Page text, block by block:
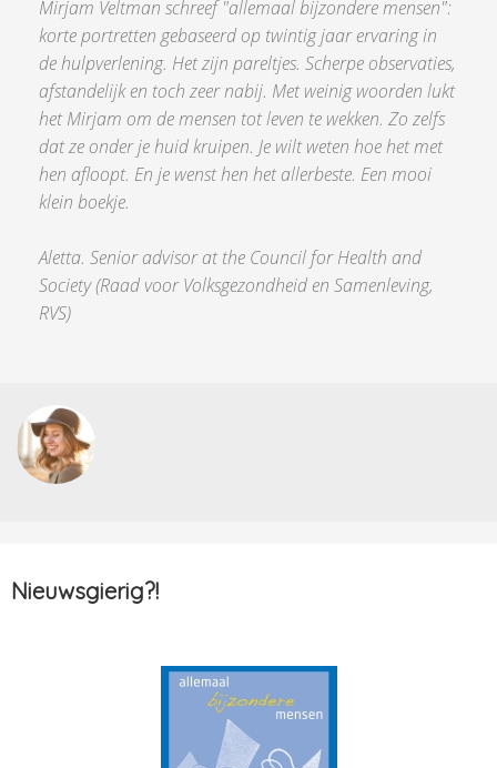
Mirjam Veltman schreef "allemaal bijzondere mensen":
korte portretten gebaseerd op twintig jaar ervaring in
de hulpverlening. Het zijn pareltjes. Scherpe observaties,
afstandelijk en toch zeer nabij. Met weinig woorden lukt
het Mirjam om de mensen tot leven te wekken. Zo zelfs
dat ze onder je huid kruipen. Je wilt weten hoe het met
hen afloopt. En je wenst hen het allerbeste. Een mooi
klein boekje.
Aletta. Senior advisor at the Council for Health and
Society (Raad voor Volksgezondheid en Samenleving,
RVS)
Nieuwsgierig?!